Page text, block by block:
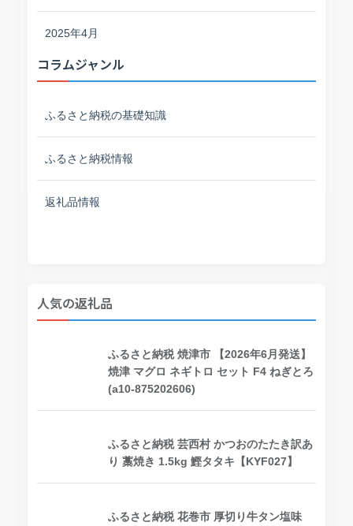
2025年4月
コラムジャンル
ふるさと納税の基礎知識
ふるさと納税情報
返礼品情報
人気の返礼品
ふるさと納税 焼津市 【2026年6月発送】
焼津 マグロ ネギトロ セット F4 ねぎとろ
(a10-875202606)
ふるさと納税 芸西村 かつおのたたき訳あ
り 藁焼き 1.5kg 鰹タタキ【KYF027】
ふるさと納税 花巻市 厚切り牛タン塩味